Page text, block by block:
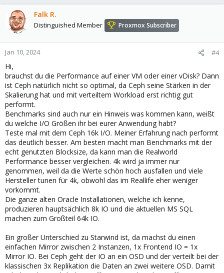
Falk R.
Distinguished Member Proxmox Subscriber
Jan 10, 2024 #4
Hi,
brauchst du die Performance auf einer VM oder einer vDisk? Dann
ist Ceph natürlich nicht so optimal, da Ceph seine Stärken in der
Skalierung hat und mit verteiltem Workload erst richtig gut
performt.
Benchmarks sind auch nur ein Hinweis was kommen kann, weißt
du welche I/O Größen ihr bei eurer Anwendung habt?
Teste mal mit dem Ceph 16k I/O. Meiner Erfahrung nach performt
das deutlich besser. Am besten macht man Benchmarks mit der
echt genutzten Blocksize, da kann man die Realworld
Performance besser vergleichen. 4k wird ja immer nur
genommen, weil da die Werte schön hoch ausfallen und viele
Hersteller tunen für 4k, obwohl das im Reallife eher weniger
vorkommt.
Die ganze alten Oracle Installationen, welche ich kenne,
produzieren hauptsächlich 8k IO und die aktuellen MS SQL
machen zum Großteil 64k IO.
Ein großer Unterschied zu Starwind ist, da machst du einen
einfachen Mirror zwischen 2 Instanzen, 1x Frontend IO = 1x
Mirror IO. Bei Ceph geht der IO an ein OSD und der verteilt bei der
klassischen 3x Replikation die Daten an zwei weitere OSD. Damit